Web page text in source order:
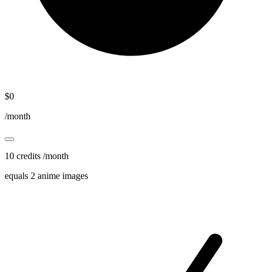
$0
/month
10 credits /month
equals 2 anime images